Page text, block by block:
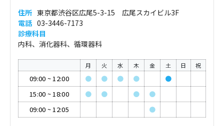
住所 東京都渋谷区広尾5-3-15 広尾スカイビル3F
電話 03-3446-7173
診療科目
内科、消化器科、循環器科
月 火 水 木 金 土 日 祝
09:00 ~12:00 ● ● ● ●
●
15:00 ~18:00 ● ● ●
●
09:00 ~12:05 ●